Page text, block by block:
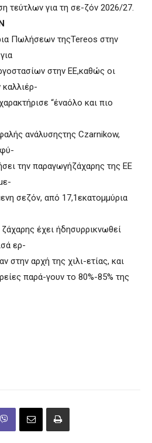
τεύτλων για τη σε-ζόν 2026/27.
Πωλήσεων τηςTereos στην
στην ΕΕ,καθώς οι
“έναόλο και πιο
ανάλυσηςτης Czarnikow,
την παραγωγήζάχαρης της ΕΕ
σεζόν, από 17,1εκατομμύρια
έχει ήδησυρρικνωθεί
ερ-
στην αρχή της χιλι-ετίας, και
παρά-γουν το 80%-85% της